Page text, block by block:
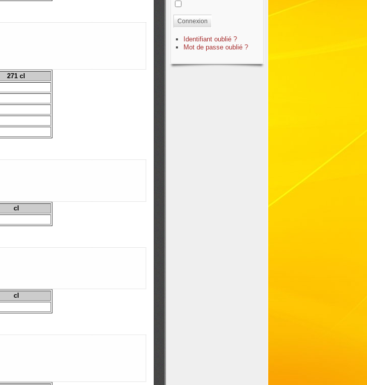
271 cl
cl
cl
Connexion
Identifiant oublié ?
Mot de passe oublié ?